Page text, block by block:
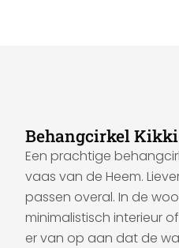
Behangcirkel
Een prachtige
vaas van de Heem.
passen overal. In de
minimalistisch interieur
er van op aan dat de